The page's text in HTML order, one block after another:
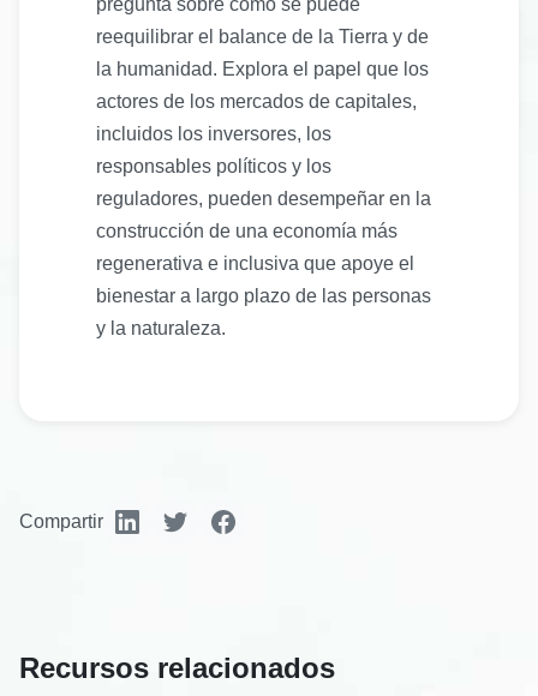
pregunta sobre cómo se puede
reequilibrar el balance de la Tierra y de
la humanidad. Explora el papel que los
actores de los mercados de capitales,
incluidos los inversores, los
responsables políticos y los
reguladores, pueden desempeñar en la
construcción de una economía más
regenerativa e inclusiva que apoye el
bienestar a largo plazo de las personas
y la naturaleza.
Compartir
Recursos relacionados